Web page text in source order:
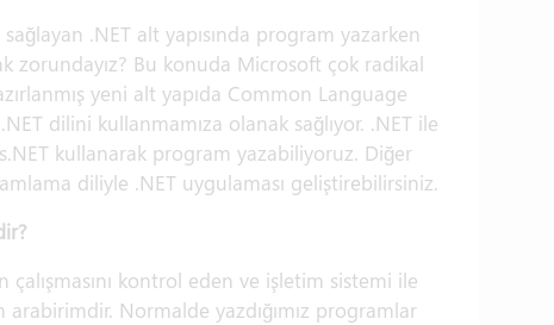
.NET alt yapısında program yazarken
zorundayız? Bu konuda Microsoft çok radikal
yeni alt yapıda Common Language
dilini kullanmamıza olanak sağlıyor. .NET ile
kullanarak program yazabiliyoruz. Diğer
diliyle .NET uygulaması geliştirebilirsiniz.
çalışmasını kontrol eden ve işletim sistemi ile
arabirimdir. Normalde yazdığımız programlar